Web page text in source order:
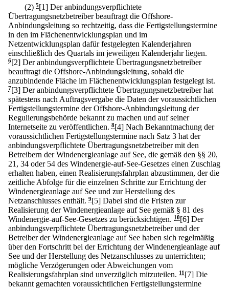
(2) 5[1] Der anbindungsverpflichtete
Übertragungsnetzbetreiber beauftragt die Offshore-
Anbindungsleitung so rechtzeitig, dass die Fertigstellungstermine
in den im Flächenentwicklungsplan und im
Netzentwicklungsplan dafür festgelegten Kalenderjahren
einschließlich des Quartals im jeweiligen Kalenderjahr liegen.
6[2] Der anbindungsverpflichtete Übertragungsnetzbetreiber
beauftragt die Offshore-Anbindungsleitung, sobald die
anzubindende Fläche im Flächenentwicklungsplan festgelegt ist.
7[3] Der anbindungsverpflichtete Übertragungsnetzbetreiber hat
spätestens nach Auftragsvergabe die Daten der voraussichtlichen
Fertigstellungstermine der Offshore-Anbindungsleitung der
Regulierungsbehörde bekannt zu machen und auf seiner
Internetseite zu veröffentlichen. 8[4] Nach Bekanntmachung der
voraussichtlichen Fertigstellungstermine nach Satz 3 hat der
anbindungsverpflichtete Übertragungsnetzbetreiber mit den
Betreibern der Windenergieanlage auf See, die gemäß den §§ 20,
21, 34 oder 54 des Windenergie-auf-See-Gesetzes einen Zuschlag
erhalten haben, einen Realisierungsfahrplan abzustimmen, der die
zeitliche Abfolge für die einzelnen Schritte zur Errichtung der
Windenergieanlage auf See und zur Herstellung des
Netzanschlusses enthält. 9[5] Dabei sind die Fristen zur
Realisierung der Windenergieanlage auf See gemäß § 81 des
Windenergie-auf-See-Gesetzes zu berücksichtigen. 10[6] Der
anbindungsverpflichtete Übertragungsnetzbetreiber und der
Betreiber der Windenergieanlage auf See haben sich regelmäßig
über den Fortschritt bei der Errichtung der Windenergieanlage auf
See und der Herstellung des Netzanschlusses zu unterrichten;
mögliche Verzögerungen oder Abweichungen vom
Realisierungsfahrplan sind unverzüglich mitzuteilen. 11 [7] Die
bekannt gemachten voraussichtlichen Fertigstellungstermine